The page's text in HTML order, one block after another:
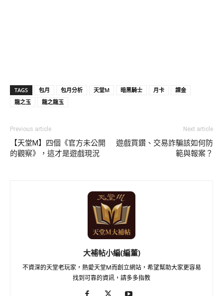
TAGS 包月 包月分析 天堂M 暗黑騎士 月卡
課金
龍之玉
龍之龍玉
Previous article
【天堂M】四個《官方未公開
的觀察》，這才是遊戲現況
Next article
遊戲買鑽、交易詐騙該如何防
範與報案？
大補帖小編(編董)
不資深的天堂老玩家，熱愛天堂M而創立網站，希望幫助大家更容易
找到可靠的資訊，請多多指教